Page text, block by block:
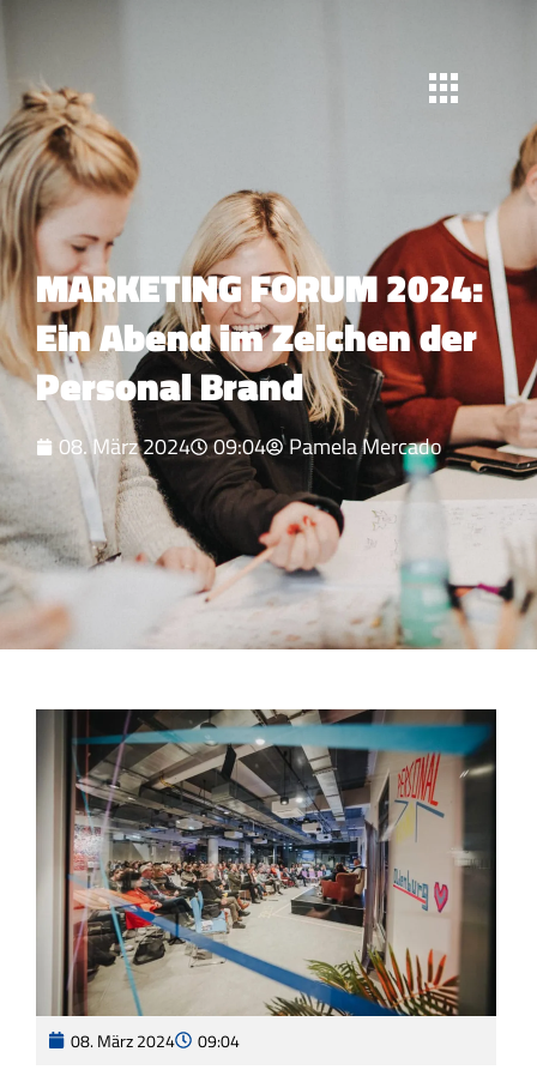
MARKETING FORUM 2024:
Ein Abend im Zeichen der
Personal Brand
08. März 2024 09:04 Pamela Mercado
08. März 2024 09:04